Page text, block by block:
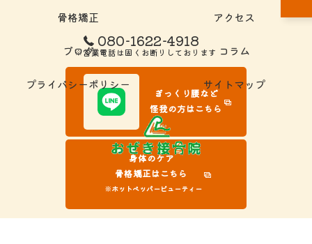
080-1622-4918
※営業電話は固くお断りしております
ぎっくり腰など
怪我の方はこちら
身体のケア
骨格矯正はこちら
※ホットペッパービューティー
骨格矯正 アクセス
ブログ コラム
プライバシーポリシー サイトマップ
© 2026 岐阜県大垣市の接骨院ならおぜき接骨院/整体院｜腰痛/交通事故治療/肩こ
り ALL RIGHTS RESERVED.